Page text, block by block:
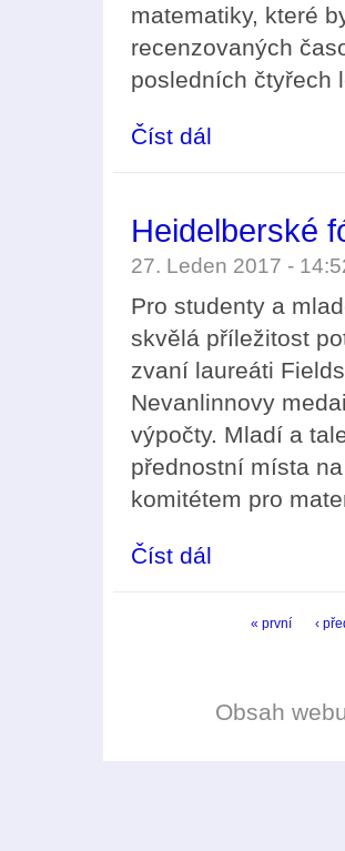
matematiky, které
recenzovaných
posledních čtyřech
Číst dál
Heidelberské
27. Leden 2017 -
Pro studenty a
skvělá příležitost
zvaní laureáti
Nevanlinnovy
výpočty. Mladí a
přednostní místa
komitétem pro
Číst dál
« první ‹
Obsah